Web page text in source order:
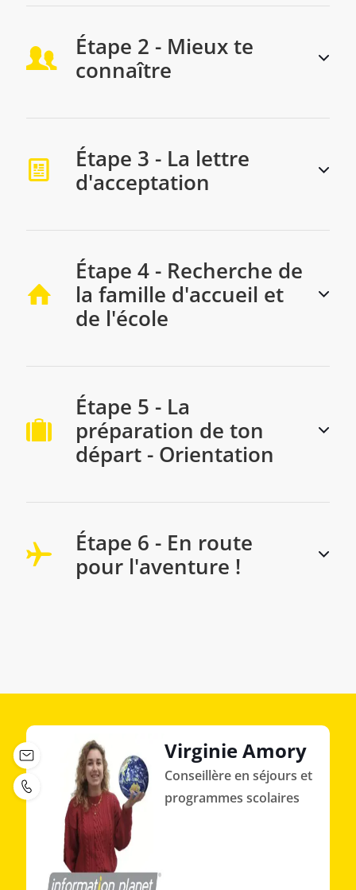
Étape 2 - Mieux te
connaître
Étape 3 - La lettre
d'acceptation
Étape 4 - Recherche de
la famille d'accueil et
de l'école
Étape 5 - La
préparation de ton
départ - Orientation
Étape 6 - En route
pour l'aventure !
Virginie Amory
Conseillère en séjours et
programmes scolaires